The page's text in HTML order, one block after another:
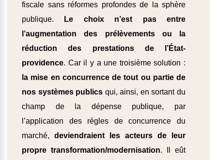
fiscale sans réformes profondes de la sphère
publique.
Le choix n’est pas entre
l’augmentation des prélèvements ou la
réduction des prestations de l’État-
providence. Car il y a une troisième solution :
la mise en concurrence de tout ou partie de
nos systèmes publics qui, ainsi, en sortant du
champ de la dépense publique, par
l’application des règles de concurrence du
marché, deviendraient les acteurs de leur
propre transformation/modernisation. Il eût